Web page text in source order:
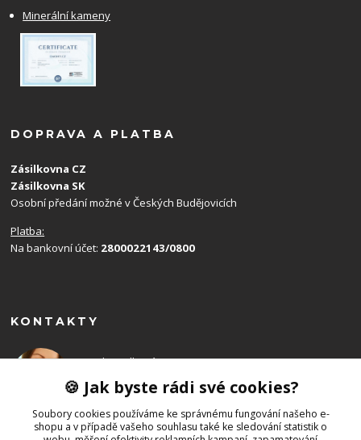
Minerální kameny
DOPRAVA A PLATBA
Zásilkovna CZ
Zásilkovna SK
Osobní předání možné v Českých Budějovicích
Platba:
Na bankovní účet: 2800022143/0800
KONTAKTY
Monika Balková
+420 602 715 192
(Po-Ne, 8-19 hod.)
info@emony.cz
🍪 Jak byste rádi své cookies?
Soubory cookies používáme ke správnému fungování našeho e-
shopu a v případě vašeho souhlasu také ke sledování statistik o